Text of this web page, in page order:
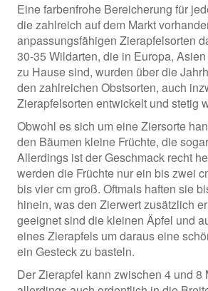
Eine farbenfrohe Bereicherung für
die zahlreich auf dem Markt
anpassungsfähigen Zierapfelsorten
30-35 Wildarten, die in Europa,
zu Hause sind, wurden über die
den zahlreichen Obstsorten, auch
Zierapfelsorten entwickelt und stetig
Obwohl es sich um eine Ziersorte
den Bäumen kleine Früchte, die
Allerdings ist der Geschmack recht
werden die Früchte nur ein bis zwei
bis vier cm groß. Oftmals haften sie
hinein, was den Zierwert zusätzlich
geeignet sind die kleinen Äpfel und
eines Zierapfels um daraus eine
ein Gesteck zu basteln.
Der Zierapfel kann zwischen 4 und 8